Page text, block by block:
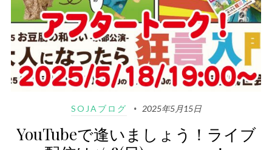
SOJAブログ 2025年5月15日
YouTubeで逢いましょう！ライブ